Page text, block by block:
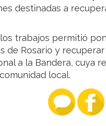
destinadas a
trabajos permitió
de Rosario y
a la Bandera, cuya
local.